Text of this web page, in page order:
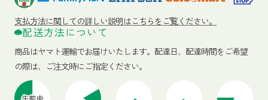
支払方法に関しての詳しい説明はこちらをご覧ください。
配送方法について
商品はヤマト運輸でお届けいたします。 配達日、配達時間をご希望
の際は、ご注文時にご指定ください。